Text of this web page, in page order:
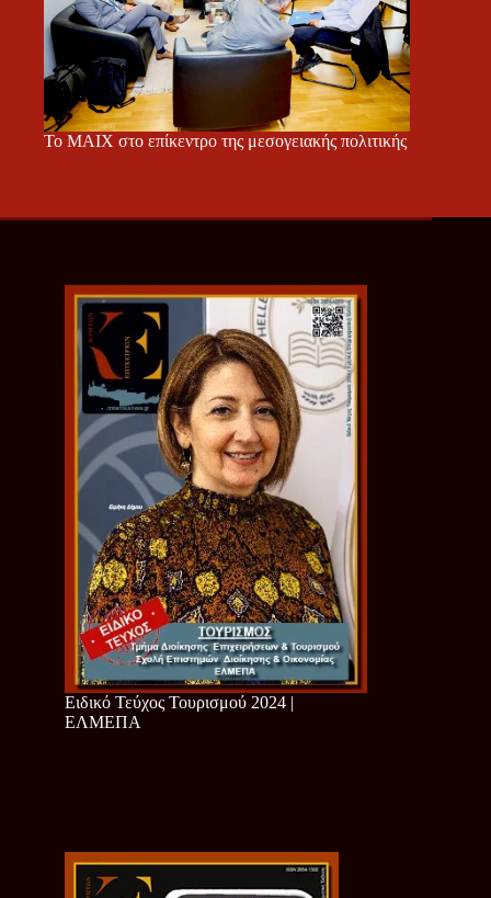
Το ΜΑΙΧ στο επίκεντρο της μεσογειακής πολιτικής
Ειδικό Τεύχος Τουρισμού 2024 |
ΕΛΜΕΠΑ